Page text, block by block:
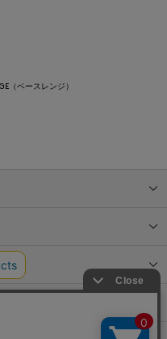
（ベースレンジ）